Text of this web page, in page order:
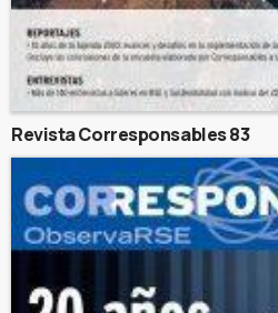
Revista Corresponsables 83